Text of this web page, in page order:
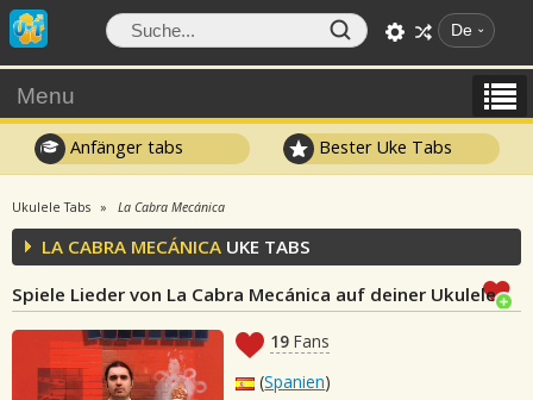
De
Menu
Anfänger tabs Bester Uke Tabs
Ukulele Tabs La Cabra Mecánica
LA CABRA MECÁNICA UKE TABS
Spiele Lieder von La Cabra Mecánica auf deiner Ukulele
19 Fans
(Spanien)